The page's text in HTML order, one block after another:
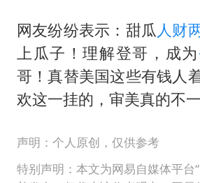
网友纷纷表示：甜瓜人财
上瓜子！理解登哥，成为
哥！真替美国这些有钱人
欢这一挂的，审美真的不一
声明：个人原创，仅供参考
特别声明：本文为网易自媒体平台